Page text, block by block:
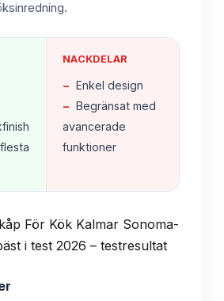
NACKDELAR
− Enkel design
− Begränsat med
avancerade
funktioner